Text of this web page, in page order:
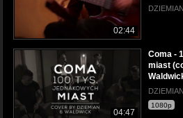
02:44
DZIEMIAN
04:47
Coma -
miast
DZIEMIAN
1080p